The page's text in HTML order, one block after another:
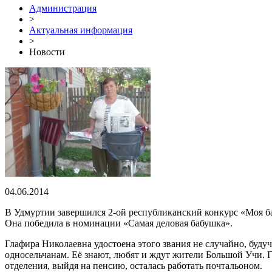
Администрация
>
Актуальная информация
>
Новости
04.06.2014
В Удмуртии завершился 2-ой республиканский конкурс «Моя
Она победила в номинации «Самая деловая бабушка».
Глафира Николаевна удостоена этого звания не случайно,
односельчанам. Её знают, любят и ждут жители Большой Учи.
отделения, выйдя на пенсию, осталась работать почтальоном.